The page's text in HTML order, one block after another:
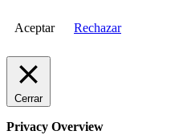
Aceptar Rechazar
Cerrar
Privacy Overview